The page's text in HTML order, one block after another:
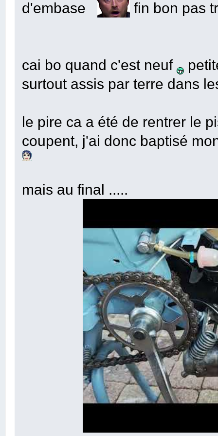
d'embase fin bon pas
cai bo quand c'est neuf
surtout assis par terre dans
le pire ca a été de rentrer le
coupent, j'ai donc baptisé
mais au final .....